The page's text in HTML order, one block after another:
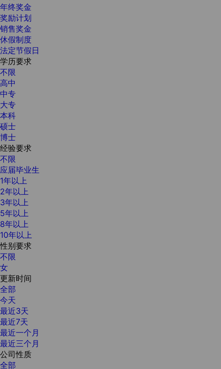
年终奖金
奖励计划
销售奖金
休假制度
法定节假日
学历要求
不限
高中
中专
大专
本科
硕士
博士
经验要求
不限
应届毕业生
1年以上
2年以上
3年以上
5年以上
8年以上
10年以上
性别要求
不限
女
更新时间
全部
今天
最近3天
最近7天
最近一个月
最近三个月
公司性质
全部